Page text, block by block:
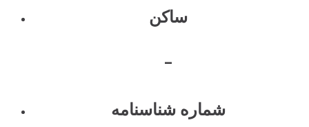
ساکن
-
شماره شناسنامه